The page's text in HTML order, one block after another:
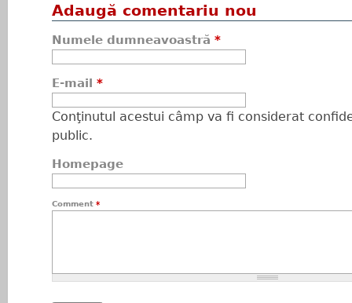
Adaugă comentariu nou
Numele dumneavoastră *
E-mail *
Conţinutul acestui câmp va fi considerat
public.
Homepage
Comment *